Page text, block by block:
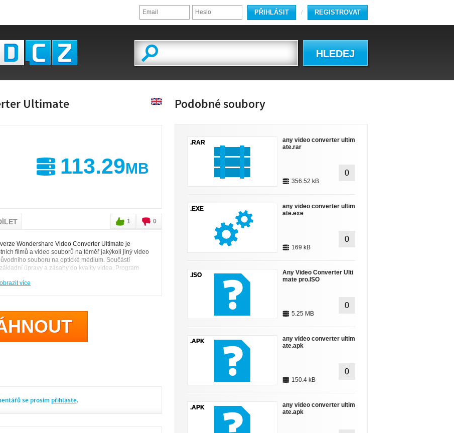
/
PŘIHLÁSIT REGISTROVAT
HLEDEJ
Ultimate
113.29MB
1 0
Wondershare Video Converter Ultimate je
filmů a video souborů na téměř jakýkoli jiný video
souboru na optické médium. Součástí
úpravy a zásahy do kvality videa. Program
více
se prosím přihlaste.
Podobné soubory
.RAR
any video converter ultim
ate.rar
356.52 kB
0
.EXE
any video converter ultim
ate.exe
169 kB
0
.ISO
Any Video Converter Ulti
mate pro.ISO
5.25 MB
0
.APK
any video converter ultim
ate.apk
150.4 kB
0
.APK
any video converter ultim
ate.apk